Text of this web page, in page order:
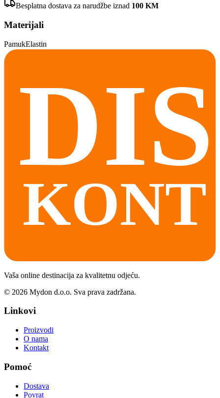
Besplatna dostava za narudžbe iznad 100 KM
Materijali
PamukElastin
Vaša online destinacija za kvalitetnu odjeću.
© 2026 Mydon d.o.o. Sva prava zadržana.
Linkovi
Proizvodi
O nama
Kontakt
Pomoć
Dostava
Povrat